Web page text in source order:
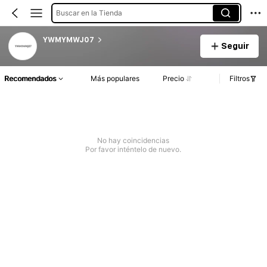
Buscar en la Tienda
YWMYMWJ07
Seguir
Recomendados Más populares Precio Filtros
No hay coincidencias
Por favor inténtelo de nuevo.